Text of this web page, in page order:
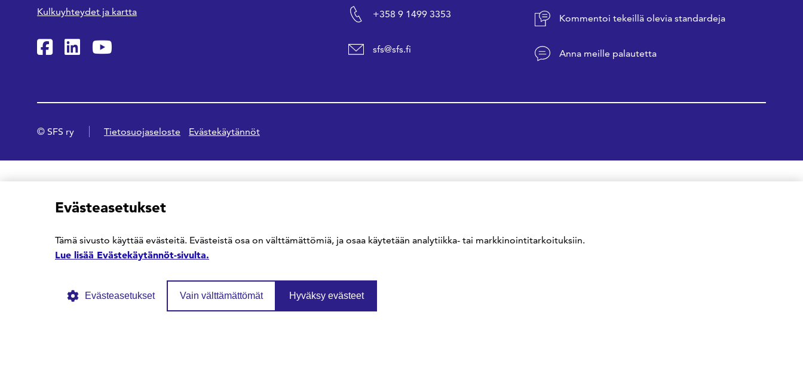
Kulkuyhteydet ja kartta
SFS Facebookissa
SFS Linkedinissä
SFS Youtubessa
+358 9 1499 3353
sfs@sfs.fi
Kommentoi tekeillä olevia standardeja
Anna meille palautetta
© SFS ry Tietosuojaseloste Evästekäytännöt
Evästeasetukset
Tämä sivusto käyttää evästeitä. Evästeistä osa on välttämättömiä, ja osaa käytetään analytiikka- tai markkinointitarkoituksiin.
Lue lisää Evästekäytännöt-sivulta.
Evästeasetukset Vain välttämättömät Hyväksy evästeet